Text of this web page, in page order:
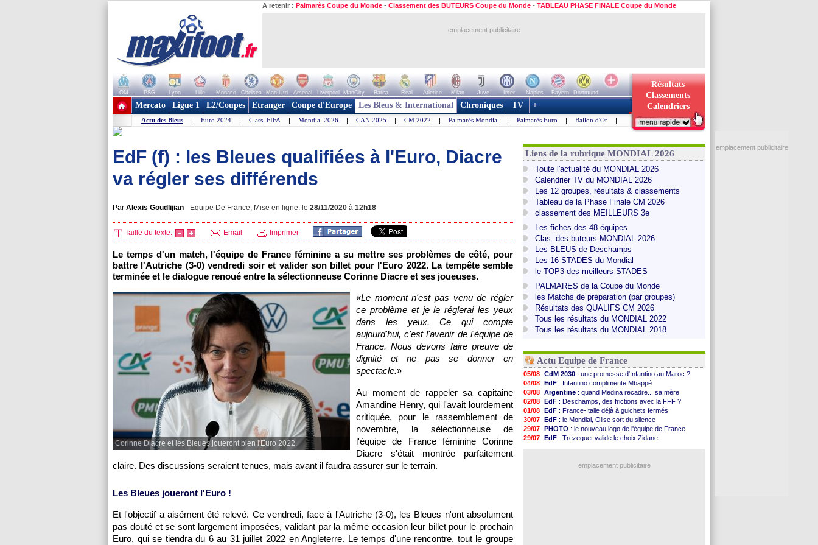
A retenir : Palmarès Coupe du Monde - Classement des BUTEURS Coupe du Monde - TABLEAU PHASE FINALE Coupe du Monde
emplacement publicitaire
OM PSG Lyon Lille Monaco Chelsea Man Utd Arsenal Liverpool ManCity Barca Real Atletico Milan Juve Inter Naples Bayern
Dortmund
+ de clubs
Résultats
Classements
Calendriers
Mercato Ligue 1 L2/Coupes Etranger Coupe d'Europe Les Bleus & International Chroniques TV +
Actu des Bleus | Euro 2024 | Class. FIFA | Mondial 2026 | CAN 2025 | CM 2022 | Palmarès Mondial | Palmarès Euro | Ballon d'Or |
EdF (f) : les Bleues qualifiées à l'Euro, Diacre
va régler ses différends
Par Alexis Goudlijian - Equipe De France, Mise en ligne: le 28/11/2020 à 12h18
Taille du texte: Email Imprimer
Le temps d'un match, l'équipe de France féminine a su mettre ses problèmes de côté, pour
battre l'Autriche (3-0) vendredi soir et valider son billet pour l'Euro 2022. La tempête semble
terminée et le dialogue renoué entre la sélectionneuse Corinne Diacre et ses joueuses.
Corinne Diacre et les Bleues joueront bien l'Euro 2022.
«Le moment n'est pas venu de régler
ce problème et je le réglerai les yeux
dans les yeux. Ce qui compte
aujourd'hui, c'est l'avenir de l'équipe de
France. Nous devons faire preuve de
dignité et ne pas se donner en
spectacle.»
Au moment de rappeler sa capitaine
Amandine Henry, qui l'avait lourdement
critiquée, pour le rassemblement de
novembre, la sélectionneuse de
l'équipe de France féminine Corinne
Diacre s'était montrée parfaitement
claire. Des discussions seraient tenues, mais avant il faudra assurer sur le terrain.
Les Bleues joueront l'Euro !
Et l'objectif a aisément été relevé. Ce vendredi, face à l'Autriche (3-0), les Bleues n'ont absolument
pas douté et se sont largement imposées, validant par la même occasion leur billet pour le prochain
Euro, qui se tiendra du 6 au 31 juillet 2022 en Angleterre. Le temps d'une rencontre, tout le groupe
Liens de la rubrique MONDIAL 2026
Toute l'actualité du MONDIAL 2026
Calendrier TV du MONDIAL 2026
Les 12 groupes, résultats & classements
Tableau de la Phase Finale CM 2026
classement des MEILLEURS 3e
Les fiches des 48 équipes
Clas. des buteurs MONDIAL 2026
Les BLEUS de Deschamps
Les 16 STADES du Mondial
le TOP3 des meilleurs STADES
PALMARES de la Coupe du Monde
les Matchs de préparation (par groupes)
Résultats des QUALIFS CM 2026
Tous les résultats du MONDIAL 2022
Tous les résultats du MONDIAL 2018
Actu Equipe de France
05/08 CdM 2030 : une promesse d'Infantino au Maroc ?
04/08 EdF : Infantino complimente Mbappé
03/08 Argentine : quand Medina recadre... sa mère
02/08 EdF : Deschamps, des frictions avec la FFF ?
01/08 EdF : France-Italie déjà à guichets fermés
30/07 EdF : le Mondial, Olise sort du silence
29/07 PHOTO : le nouveau logo de l'équipe de France
29/07 EdF : Trezeguet valide le choix Zidane
: le message de Mbappé à Zidane
emplacement publicitaire
emplacement publicitaire